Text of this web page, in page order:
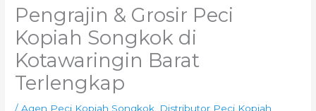
Pengrajin & Grosir Peci
Kopiah Songkok di
Kotawaringin Barat
Terlengkap
/Agen Peci Kopiah Songkok Distributor Peci Kopiah